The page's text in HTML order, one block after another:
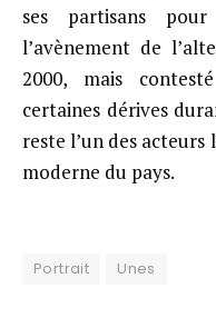
ses partisans
l’avènement de
2000, mais
certaines dérives
reste l’un des acteurs
moderne du pays.
Portrait Unes